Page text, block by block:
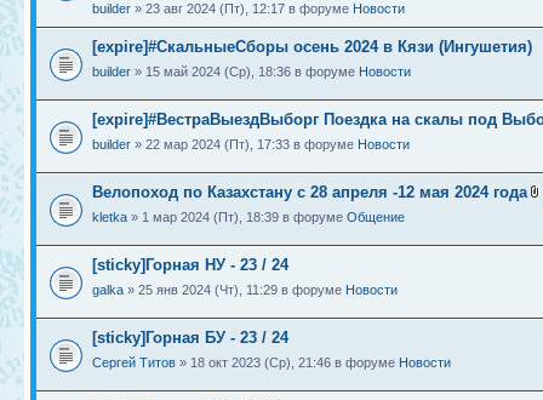
builder » 23 авг 2024 (Пт), 12:17 в форуме Новости
[expire]#СкальныеСборы осень 2024 в Кязи (Ингушетия)
builder » 15 май 2024 (Ср), 18:36 в форуме Новости
[expire]#ВестраВыездВыборг Поездка на скалы под
builder » 22 мар 2024 (Пт), 17:33 в форуме Новости
Велопоход по Казахстану с 28 апреля -12 мая 2024 года
kletka » 1 мар 2024 (Пт), 18:39 в форуме Общение
[sticky]Горная НУ - 23 / 24
galka » 25 янв 2024 (Чт), 11:29 в форуме Новости
[sticky]Горная БУ - 23 / 24
Сергей Титов » 18 окт 2023 (Ср), 21:46 в форуме Новости